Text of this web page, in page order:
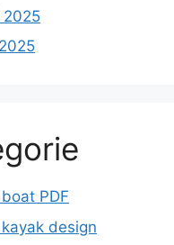
2025
PDF
kayak design